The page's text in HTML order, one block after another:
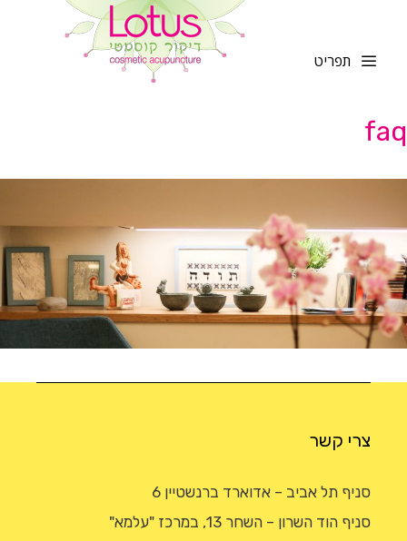
תפריט
faq
צרי קשר
סניף תל אביב – אדוארד ברנשטיין 6
סניף הוד השרון – השחר 13, במרכז "עלמא"